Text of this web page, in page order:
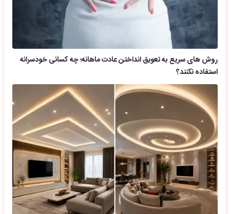
روش های سریع به تعویق انداختن عادت ماهانه؛ چه کسانی خودسرانه
استفاده نکنند؟